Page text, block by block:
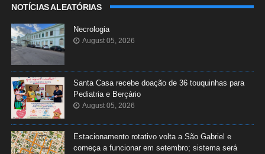
NOTÍCIAS ALEATÓRIAS
Necrologia
August 05, 2026
Santa Casa recebe doação de 36 touquinhas para
Pediatria e Berçário
August 05, 2026
Estacionamento rotativo volta a São Gabriel e
começa a funcionar em setembro; sistema será